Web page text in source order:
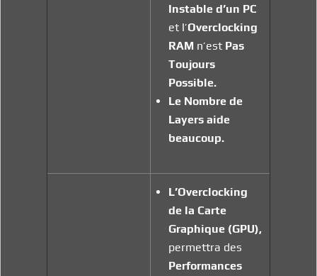
Instable d’un PC
et l’Overclocking
RAM n’est Pas
Toujours
Possible.
Le Nombre de
Layers aide
beaucoup.
L’Overclocking
de la Carte
Graphique (GPU),
permettra des
Performances